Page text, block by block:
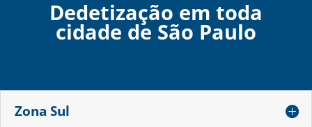
Dedetização em toda
cidade de São Paulo
Zona Sul